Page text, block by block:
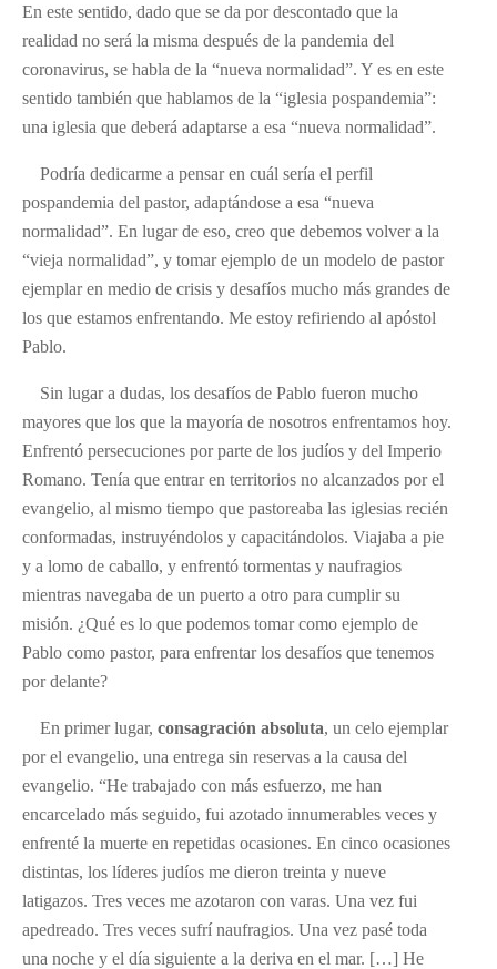
En este sentido, dado que se da por descontado que la
realidad no será la misma después de la pandemia del
coronavirus, se habla de la “nueva normalidad”. Y es en este
sentido también que hablamos de la “iglesia pospandemia”:
una iglesia que deberá adaptarse a esa “nueva normalidad”.
Podría dedicarme a pensar en cuál sería el perfil
pospandemia del pastor, adaptándose a esa “nueva
normalidad”. En lugar de eso, creo que debemos volver a la
“vieja normalidad”, y tomar ejemplo de un modelo de pastor
ejemplar en medio de crisis y desafíos mucho más grandes de
los que estamos enfrentando. Me estoy refiriendo al apóstol
Pablo.
Sin lugar a dudas, los desafíos de Pablo fueron mucho
mayores que los que la mayoría de nosotros enfrentamos hoy.
Enfrentó persecuciones por parte de los judíos y del Imperio
Romano. Tenía que entrar en territorios no alcanzados por el
evangelio, al mismo tiempo que pastoreaba las iglesias recién
conformadas, instruyéndolos y capacitándolos. Viajaba a pie
y a lomo de caballo, y enfrentó tormentas y naufragios
mientras navegaba de un puerto a otro para cumplir su
misión. ¿Qué es lo que podemos tomar como ejemplo de
Pablo como pastor, para enfrentar los desafíos que tenemos
por delante?
En primer lugar, consagración absoluta, un celo ejemplar
por el evangelio, una entrega sin reservas a la causa del
evangelio. “He trabajado con más esfuerzo, me han
encarcelado más seguido, fui azotado innumerables veces y
enfrenté la muerte en repetidas ocasiones. En cinco ocasiones
distintas, los líderes judíos me dieron treinta y nueve
latigazos. Tres veces me azotaron con varas. Una vez fui
apedreado. Tres veces sufrí naufragios. Una vez pasé toda
una noche y el día siguiente a la deriva en el mar. […] He